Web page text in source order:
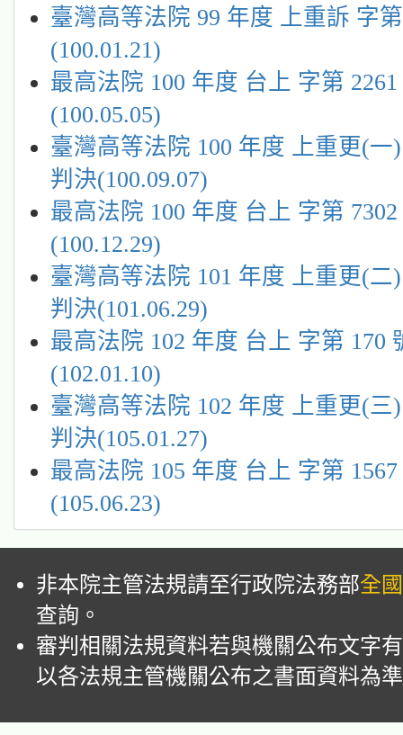
臺灣高等法院 99 年度 上重訴 字
(100.01.21)
最高法院 100 年度 台上 字第
(100.05.05)
臺灣高等法院 100 年度 上重更(一
判決(100.09.07)
最高法院 100 年度 台上 字第
(100.12.29)
臺灣高等法院 101 年度 上重更(二
判決(101.06.29)
最高法院 102 年度 台上 字第 170
(102.01.10)
臺灣高等法院 102 年度 上重更(三
判決(105.01.27)
最高法院 105 年度 台上 字第
(105.06.23)
非本院主管法規請至行政院法務部全
查詢。
審判相關法規資料若與機關公布文字
以各法規主管機關公布之書面資料為